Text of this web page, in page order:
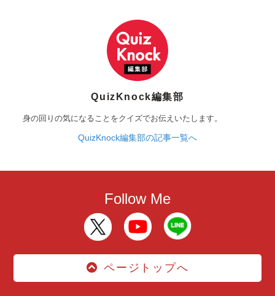
QuizKnock編集部
身の回りの気になることをクイズでお伝えいたします。
QuizKnock編集部の記事一覧へ
Follow Me
ページトップへ